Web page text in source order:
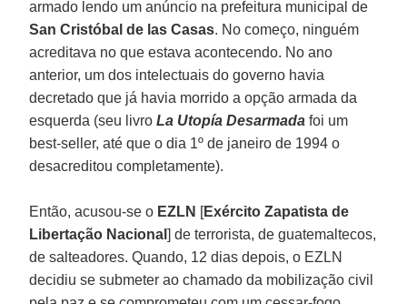
armado lendo um anúncio na prefeitura municipal de
San Cristóbal de las Casas. No começo, ninguém
acreditava no que estava acontecendo. No ano
anterior, um dos intelectuais do governo havia
decretado que já havia morrido a opção armada da
esquerda (seu livroLa Utopía Desarmada foi um
best-seller, até que o dia 1º de janeiro de 1994 o
desacreditou completamente).
Então, acusou-se o EZLN [Exército Zapatista de
Libertação Nacional] de terrorista, de guatemaltecos,
de salteadores. Quando, 12 dias depois, o EZLN
decidiu se submeter ao chamado da mobilização civil